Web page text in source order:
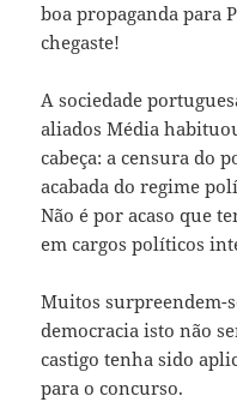
boa propaganda para
chegaste!
A sociedade
aliados Média
cabeça: a censura do
acabada do regime
Não é por acaso que
em cargos políticos
Muitos surpreendem-
democracia isto não
castigo tenha sido
para o concurso.